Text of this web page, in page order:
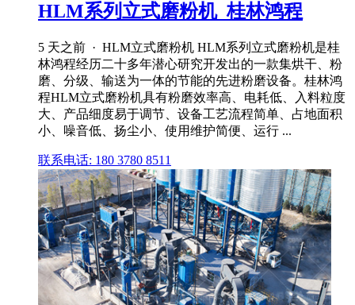
HLM系列立式磨粉机_桂林鸿程
5 天之前 · HLM立式磨粉机 HLM系列立式磨粉机是桂
林鸿程经历二十多年潜心研究开发出的一款集烘干、粉
磨、分级、输送为一体的节能的先进粉磨设备。桂林鸿
程HLM立式磨粉机具有粉磨效率高、电耗低、入料粒度
大、产品细度易于调节、设备工艺流程简单、占地面积
小、噪音低、扬尘小、使用维护简便、运行 ...
联系电话: 180 3780 8511